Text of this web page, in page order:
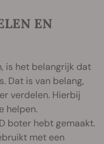
EN
is het belangrijk dat
Dat is van belang,
verdelen. Hierbij
helpen.
boter hebt gemaakt.
met een